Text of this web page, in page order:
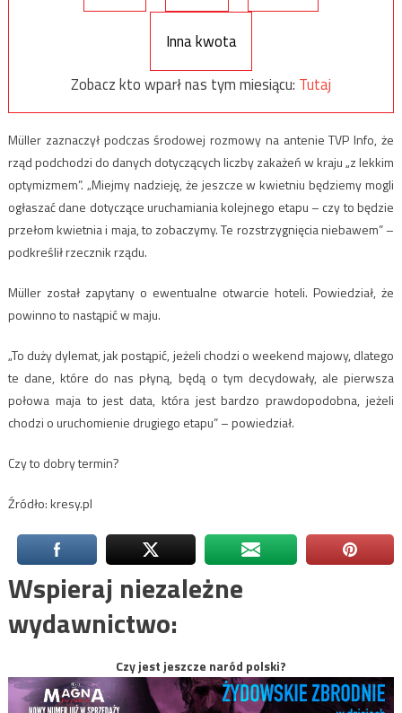
Inna kwota
Zobacz kto wparł nas tym miesiącu: Tutaj
Müller zaznaczył podczas środowej rozmowy na antenie TVP Info, że
rząd podchodzi do danych dotyczących liczby zakażeń w kraju „z lekkim
optymizmem”. „Miejmy nadzieję, że jeszcze w kwietniu będziemy mogli
ogłaszać dane dotyczące uruchamiania kolejnego etapu – czy to będzie
przełom kwietnia i maja, to zobaczymy. Te rozstrzygnięcia niebawem” –
podkreślił rzecznik rządu.
Müller został zapytany o ewentualne otwarcie hoteli. Powiedział, że
powinno to nastąpić w maju.
„To duży dylemat, jak postąpić, jeżeli chodzi o weekend majowy, dlatego
te dane, które do nas płyną, będą o tym decydowały, ale pierwsza
połowa maja to jest data, która jest bardzo prawdopodobna, jeżeli
chodzi o uruchomienie drugiego etapu” – powiedział.
Czy to dobry termin?
Źródło: kresy.pl
Wspieraj niezależne
wydawnictwo:
Czy jest jeszcze naród polski?